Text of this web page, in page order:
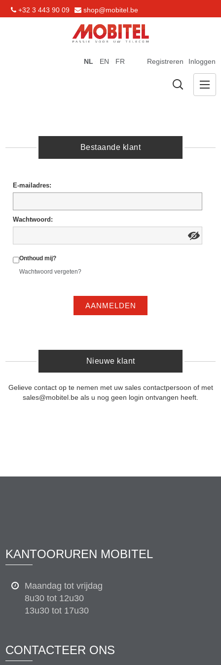
+32 3 443 90 09 shop@mobitel.be
Registreren Inloggen
NL EN FR
Bestaande klant
E-mailadres:
Wachtwoord:
Onthoud mij?
Wachtwoord vergeten?
AANMELDEN
Nieuwe klant
Gelieve contact op te nemen met uw sales contactpersoon of met
sales@mobitel.be als u nog geen login ontvangen heeft.
KANTOORUREN MOBITEL
Maandag tot vrijdag
8u30 tot 12u30
13u30 tot 17u30
CONTACTEER ONS